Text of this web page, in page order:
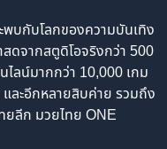
พบกับโลกของความบันเทิง
ดจากสตูดิโอจริงกว่า 500
ลน์มากกว่า 10,000 เกม
ละอีกหลายสิบค่าย รวมถึง
ลีก มวยไทย ONE